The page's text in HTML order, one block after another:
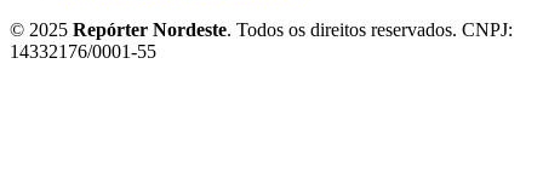
© 2025 Repórter Nordeste. Todos os direitos reservados. CNPJ:
14332176/0001-55